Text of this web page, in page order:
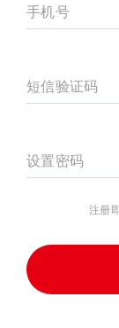
手机号
短信验证码
设置密码
注册